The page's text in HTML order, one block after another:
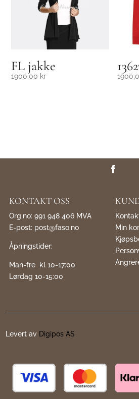
FL jakke
1900,00 kr
KONTAKT OSS
Org.no: 991 948 406 MVA
E-post: post@faso.no
Åpningstider:
Man-fre kl 10-17:00
Lørdag 10-15:00
Min
Levert av Digipos AS